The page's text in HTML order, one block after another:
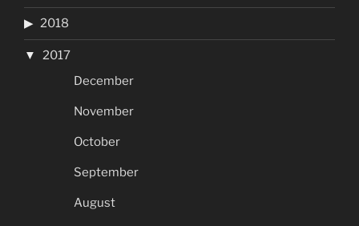
2018
2017
December
November
October
September
August